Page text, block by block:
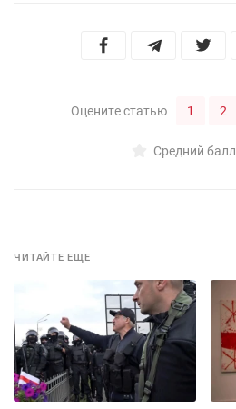
Оцените статью 1 2
Средний балл
ЧИТАЙТЕ ЕЩЕ